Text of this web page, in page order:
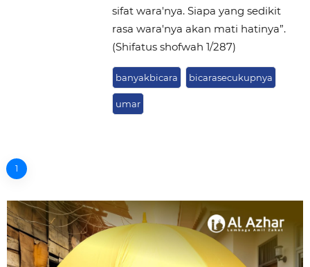
sifat wara'nya. Siapa yang sedikit
rasa wara'nya akan mati hatinya”.
(Shifatus shofwah 1/287)
banyakbicara bicarasecukupnya
umar
1